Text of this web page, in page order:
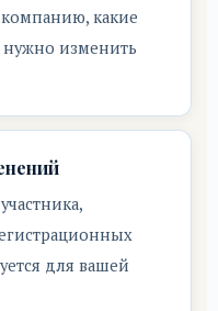
компанию, какие
нужно изменить
для вашей